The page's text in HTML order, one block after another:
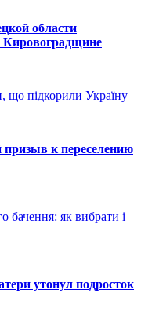
области
Кировоградщине
що підкорили Україну
к переселению
бачення: як вибрати і
утонул подросток